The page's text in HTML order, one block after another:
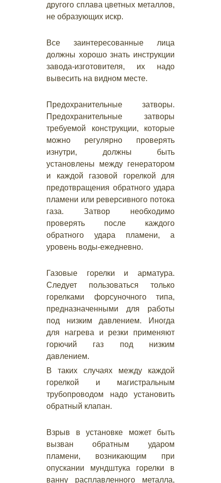
другого сплава цветных металлов,
не образующих искр.
Все заинтересованные лица
должны хорошо знать инструкции
завода-изготовителя, их надо
вывесить на видном месте.
Предохранительные затворы.
Предохранительные затворы
требуемой конструкции, которые
можно регулярно проверять
изнутри, должны быть
установлены между генератором
и каждой газовой горелкой для
предотвращения обратного удара
пламени или реверсивного потока
газа. Затвор необходимо
проверять после каждого
обратного удара пламени, а
уровень воды-ежедневно.
Газовые горелки и арматура.
Следует пользоваться только
горелками форсуночного типа,
предназначенными для работы
под низким давлением. Иногда
для нагрева и резки применяют
горючий газ под низким
давлением.
В таких случаях между каждой
горелкой и магистральным
трубопроводом надо установить
обратный клапан.
Взрыв в установке может быть
вызван обратным ударом
пламени, возникающим при
опускании мундштука горелки в
ванну расплавленного металла,